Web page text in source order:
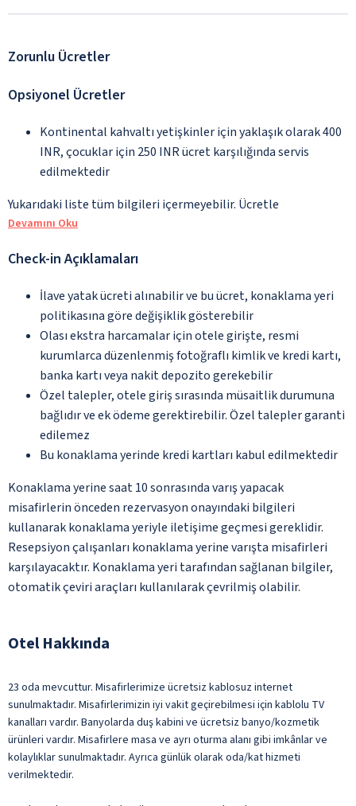
Zorunlu Ücretler
Opsiyonel Ücretler
Kontinental kahvaltı yetişkinler için yaklaşık olarak 400
INR, çocuklar için 250 INR ücret karşılığında servis
edilmektedir
Yukarıdaki liste tüm bilgileri içermeyebilir. Ücretle
Devamını Oku
Check-in Açıklamaları
İlave yatak ücreti alınabilir ve bu ücret, konaklama yeri
politikasına göre değişiklik gösterebilir
Olası ekstra harcamalar için otele girişte, resmi
kurumlarca düzenlenmiş fotoğraflı kimlik ve kredi kartı,
banka kartı veya nakit depozito gerekebilir
Özel talepler, otele giriş sırasında müsaitlik durumuna
bağlıdır ve ek ödeme gerektirebilir. Özel talepler garanti
edilemez
Bu konaklama yerinde kredi kartları kabul edilmektedir
Konaklama yerine saat 10 sonrasında varış yapacak
misafirlerin önceden rezervasyon onayındaki bilgileri
kullanarak konaklama yeriyle iletişime geçmesi gereklidir.
Resepsiyon çalışanları konaklama yerine varışta misafirleri
karşılayacaktır. Konaklama yeri tarafından sağlanan bilgiler,
otomatik çeviri araçları kullanılarak çevrilmiş olabilir.
Otel Hakkında
23 oda mevcuttur. Misafirlerimize ücretsiz kablosuz internet
sunulmaktadır. Misafirlerimizin iyi vakit geçirebilmesi için kablolu TV
kanalları vardır. Banyolarda duş kabini ve ücretsiz banyo/kozmetik
ürünleri vardır. Misafirlere masa ve ayrı oturma alanı gibi imkânlar ve
kolaylıklar sunulmaktadır. Ayrıca günlük olarak oda/kat hizmeti
verilmektedir.